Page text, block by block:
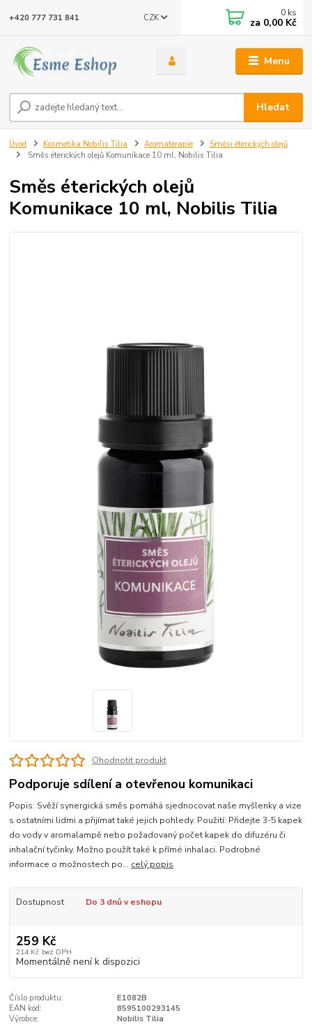
Menu
CZK
Hledat
+420 777 731 841 0 ks
za 0,00 Kč
Úvod Kosmetika Nobilis Tilia Aromaterapie
Směsi éterických olejů
Směs éterických olejů Komunikace 10 ml, Nobilis Tilia
Směs éterických olejů
Komunikace 10 ml, Nobilis Tilia
Ohodnotit produkt
Podporuje sdílení a otevřenou komunikaci
Popis: Svěží synergická směs pomáhá sjednocovat naše myšlenky a vize
s ostatními lidmi a přijímat také jejich pohledy. Použití: Přidejte 3-5 kapek
do vody v aromalampě nebo požadovaný počet kapek do difuzéru či
inhalační tyčinky. Možno použít také k přímé inhalaci. Podrobné
informace o možnostech po... celý popis
Dostupnost Do 3 dnů v eshopu
259 Kč
214 Kč bez DPH
Momentálně není k dispozici
Číslo produktu:
E1082B
EAN kód:
8595100293145
Výrobce:
Nobilis Tilia